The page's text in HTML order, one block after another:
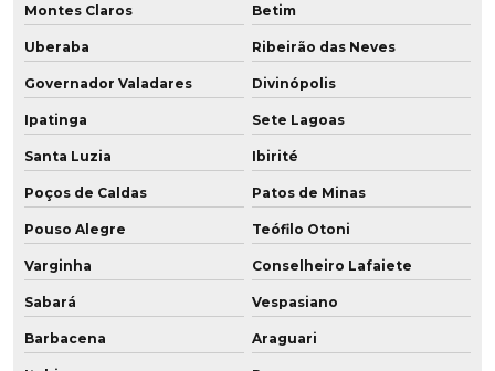
Fabricante de roda em poliuretano para frigorífico
Fabricante de roda vulkollan
Fabricante de roda vulkollan para câmara fria
Fabricante de rodízios de poliuretano
Fabricantes de peças em poliuretano
Fornecedor de peças de poliuretano
Fornecedor de placa de poliuretano
Montes Claros Betim
Uberaba Ribeirão das Neves
Governador Valadares Divinópolis
Ipatinga Sete Lagoas
Santa Luzia Ibirité
Poços de Caldas Patos de Minas
Pouso Alegre Teófilo Otoni
Varginha Conselheiro Lafaiete
Sabará Vespasiano
Barbacena Araguari